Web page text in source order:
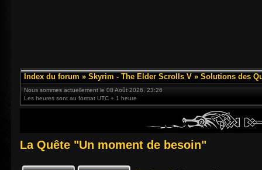
Index du forum » Skyrim - The Elder Scrolls V » Solutions des
Nous sommes actuellement le 08 Août 2026, 23:26
Les heures sont au format UTC + 1 heure
La Quête "Un moment de besoin"